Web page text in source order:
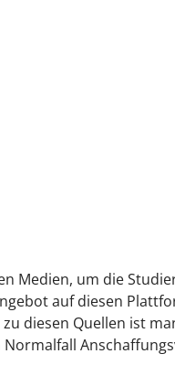
Medien, um die
auf diesen
diesen Quellen ist